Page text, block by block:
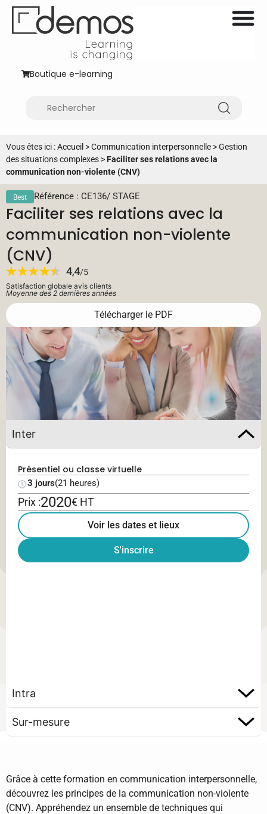
Boutique e-learning
Vous êtes ici :Accueil >Communication interpersonnelle >Gestion
des situations complexes >Faciliter ses relations avec la
communication non-violente (CNV)
Best Référence : CE136/ STAGE
Faciliter ses relations avec la
communication non-violente
(CNV)
Satisfaction globale avis clients
Moyenne des 2 dernières années
Télécharger le PDF
Inter
Présentiel ou classe virtuelle
3 jours(21 heures)
Prix :2020€ HT
Voir les dates et lieux
S'inscrire
Intra
Sur-mesure
Grâce à cette formation en communication interpersonnelle,
découvrez les principes de la communication non-violente
(CNV). Appréhendez un ensemble de techniques qui